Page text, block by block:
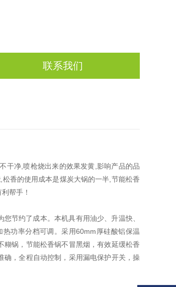
联系我们
净,喷枪烧出来的效果发黄,影响产品的品
香的使用成本是煤炭大锅的一半,节能松香
帮手！
节约了成本。本机具有用油少、升温快、
功率分档可调。采用60mm厚硅酸铝保温
锅，节能松香锅不冒黑烟，有效延缓松香
确，全程自动控制，采用漏电保护开关，操